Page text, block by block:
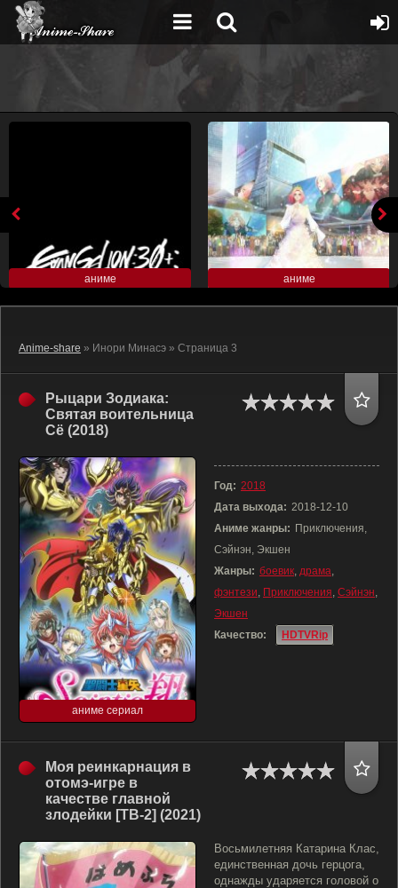
аниме аниме
Anime-share » Инори Минасэ » Страница 3
Рыцари Зодиака:
Святая воительница
Сё (2018)
аниме сериал
Год: 2018
Дата выхода: 2018-12-10
Аниме жанры: Приключения,
Сэйнэн, Экшен
Жанры: боевик, драма,
фэнтези, Приключения, Сэйнэн,
Экшен
Качество:
HDTVRip
Моя реинкарнация в
отомэ-игре в
качестве главной
злодейки [ТВ-2] (2021)
Восьмилетняя Катарина Клас,
единственная дочь герцога,
однажды ударяется головой о